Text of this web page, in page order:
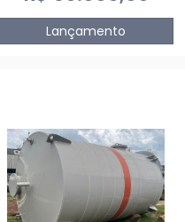
Lançamento